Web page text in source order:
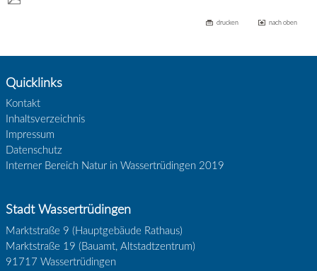
drucken nach oben
Quicklinks
Kontakt
Inhaltsverzeichnis
Impressum
Datenschutz
Interner Bereich Natur in Wassertrüdingen 2019
Stadt Wassertrüdingen
Marktstraße 9 (Hauptgebäude Rathaus)
Marktstraße 19 (Bauamt, Altstadtzentrum)
91717 Wassertrüdingen